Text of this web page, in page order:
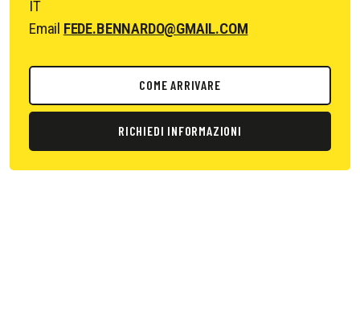
IT
Email FEDE.BENNARDO@GMAIL.COM
COME ARRIVARE
RICHIEDI INFORMAZIONI